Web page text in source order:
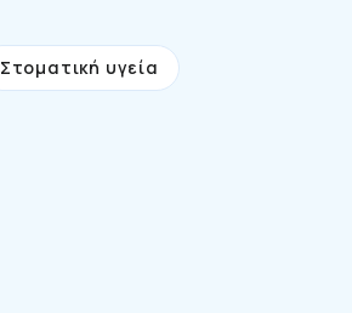
Στοματική υγεία